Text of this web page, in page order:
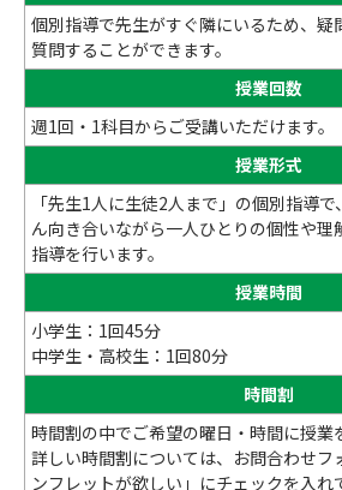
個別指導で先生がすぐ隣にいるため、疑
質問することができます。
授業回数
週1回・1科目からご受講いただけます。
授業形式
「先生1人に生徒2人まで」の個別指導
ん向き合いながら一人ひとりの個性や理
指導を行います。
授業時間
小学生：1回45分
中学生・高校生：1回80分
時間割
時間割の中でご希望の曜日・時間に授業
詳しい時間割については、お問合わせフ
ンフレットが欲しい」にチェックを入